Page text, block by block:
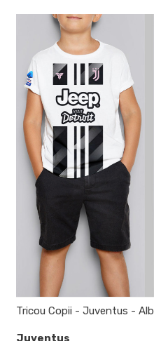
Tricou Copii - Juventus - Alb